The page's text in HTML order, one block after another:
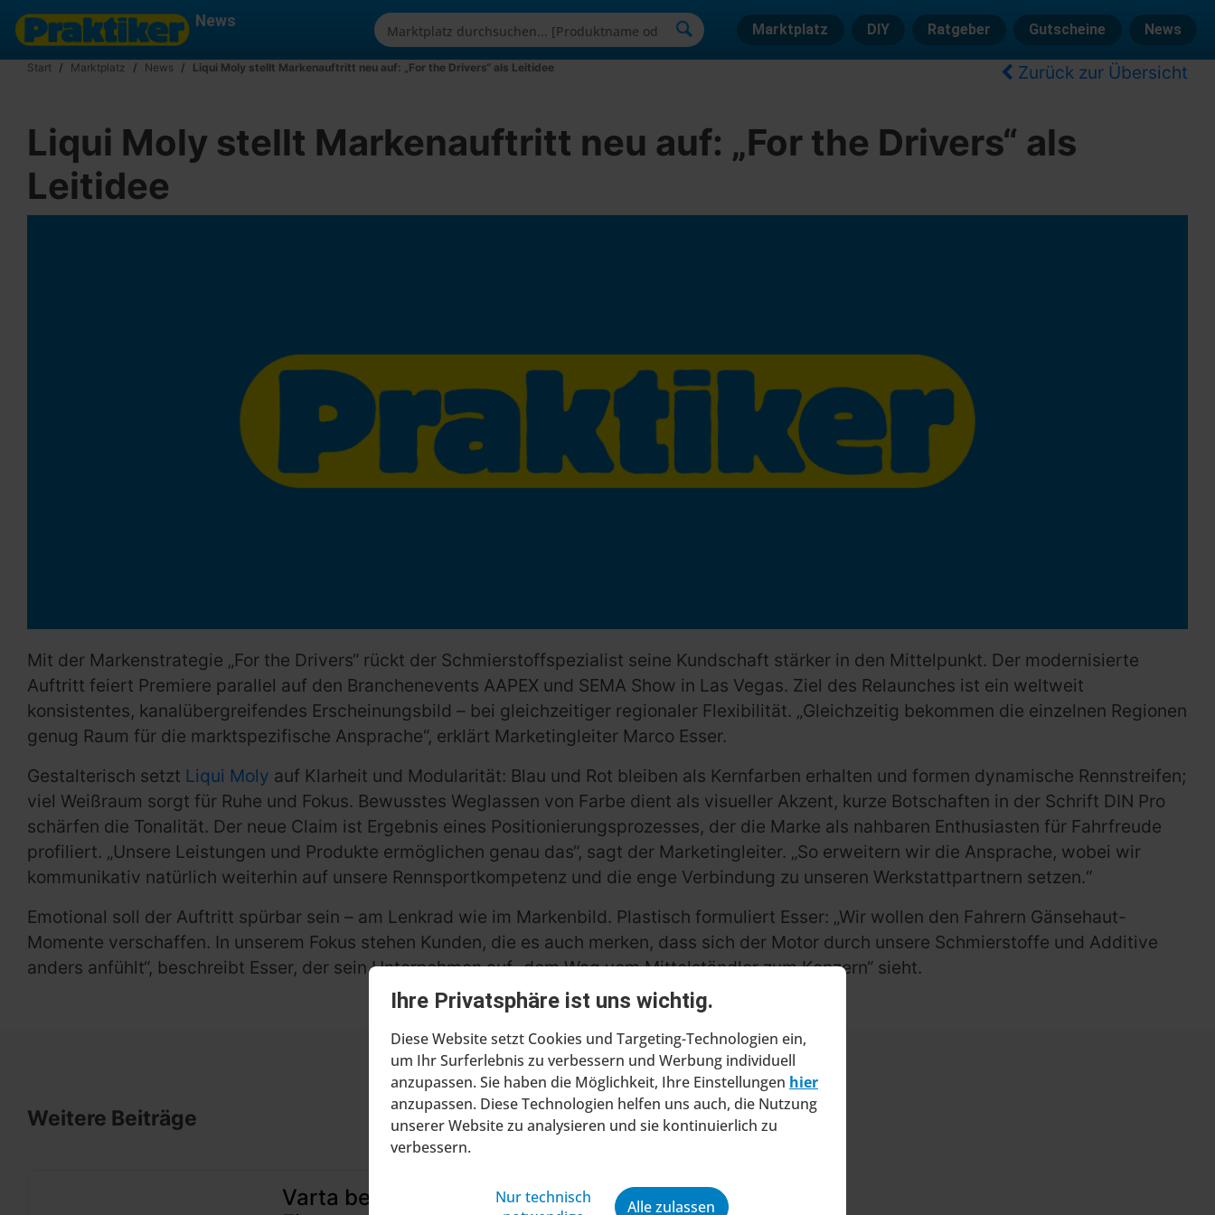
Ihre Privatsphäre ist uns wichtig.
Diese Website setzt Cookies und Targeting-Technologien ein,
um Ihr Surferlebnis zu verbessern und Werbung individuell
anzupassen. Sie haben die Möglichkeit, Ihre Einstellungen hier
anzupassen. Diese Technologien helfen uns auch, die Nutzung
unserer Website zu analysieren und sie kontinuierlich zu
verbessern.
Nur technisch
Alle zulassen
News Marktplatz DIY Ratgeber Gutscheine News
Start Marktplatz News Liqui Moly stellt Markenauftritt neu auf: „For the Drivers“ als Leitidee Zurück zur Übersicht
Liqui Moly stellt Markenauftritt neu auf: „For the Drivers“ als
Leitidee
Mit der Markenstrategie „For the Drivers“ rückt der Schmierstoffspezialist seine Kundschaft stärker in den Mittelpunkt. Der modernisierte
Auftritt feiert Premiere parallel auf den Branchenevents AAPEX und SEMA Show in Las Vegas. Ziel des Relaunches ist ein weltweit
konsistentes, kanalübergreifendes Erscheinungsbild – bei gleichzeitiger regionaler Flexibilität. „Gleichzeitig bekommen die einzelnen Regionen
genug Raum für die marktspezifische Ansprache“, erklärt Marketingleiter Marco Esser.
Gestalterisch setzt Liqui Moly auf Klarheit und Modularität: Blau und Rot bleiben als Kernfarben erhalten und formen dynamische Rennstreifen;
viel Weißraum sorgt für Ruhe und Fokus. Bewusstes Weglassen von Farbe dient als visueller Akzent, kurze Botschaften in der Schrift DIN Pro
schärfen die Tonalität. Der neue Claim ist Ergebnis eines Positionierungsprozesses, der die Marke als nahbaren Enthusiasten für Fahrfreude
profiliert. „Unsere Leistungen und Produkte ermöglichen genau das“, sagt der Marketingleiter. „So erweitern wir die Ansprache, wobei wir
kommunikativ natürlich weiterhin auf unsere Rennsportkompetenz und die enge Verbindung zu unseren Werkstattpartnern setzen.“
Emotional soll der Auftritt spürbar sein – am Lenkrad wie im Markenbild. Plastisch formuliert Esser: „Wir wollen den Fahrern Gänsehaut-
Momente verschaffen. In unserem Fokus stehen Kunden, die es auch merken, dass sich der Motor durch unsere Schmierstoffe und Additive
anders anfühlt“, beschreibt Esser, der sein Unternehmen auf „dem Weg vom Mittelständler zum Konzern“ sieht.
Weitere Beiträge
Varta beantragt Insolvenzverfahren in